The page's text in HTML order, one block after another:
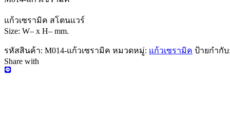
แก้วเซรามิค สโตนแวร์
Size: W– x H– mm.
รหัสสินค้า: M014-แก้วเซรามิค หมวดหมู่: แก้วเซรามิค ป้ายกำกั
Share with